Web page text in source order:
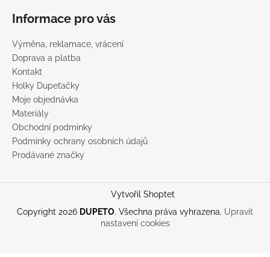
Informace pro vás
Výměna, reklamace, vrácení
Doprava a platba
Kontakt
Holky Dupeťačky
Moje objednávka
Materiály
Obchodní podmínky
Podmínky ochrany osobních údajů
Prodávané značky
Vytvořil Shoptet
Copyright 2026 DUPETO. Všechna práva vyhrazena. Upravit
nastavení cookies